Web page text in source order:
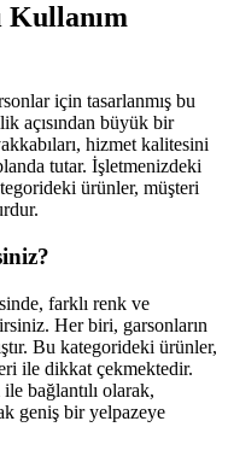
Kullanım
için tasarlanmış bu
açısından büyük bir
hizmet kalitesini
tutar. İşletmenizdeki
ürünler, müşteri
farklı renk ve
Her biri, garsonların
Bu kategorideki ürünler,
ile dikkat çekmektedir.
bağlantılı olarak,
geniş bir yelpazeye